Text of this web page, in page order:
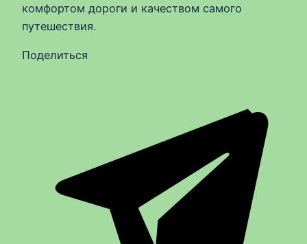
комфортом дороги и качеством самого
путешествия.
Поделиться